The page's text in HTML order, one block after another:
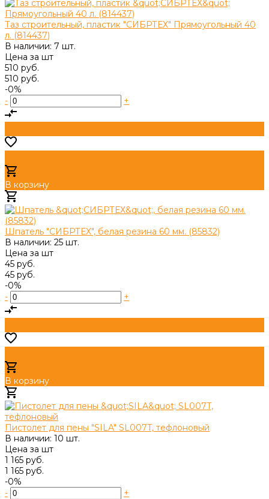
Таз строительный, пластик "СИБРТЕХ" Прямоугольный 40
л. (814437)
В наличии: 7 шт.
Цена за шт
510 руб.
510 руб.
-0%
-
+
В корзину
Шпатель "СИБРТЕХ", белая резина 60 мм. (85832)
В наличии: 25 шт.
Цена за шт
45 руб.
45 руб.
-0%
-
+
В корзину
Пистолет для пены "SILA" SL007T, тефлоновый
В наличии: 10 шт.
Цена за шт
1 165 руб.
1 165 руб.
-0%
-
+